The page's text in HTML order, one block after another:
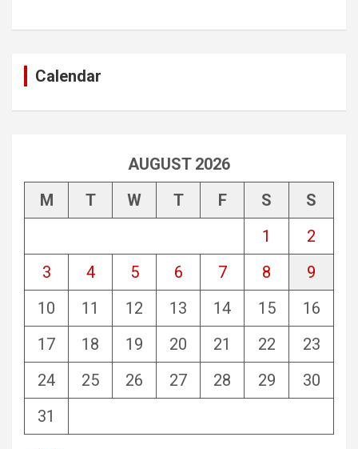
Calendar
AUGUST 2026
M
T W T F S
S
1
2
3
4 5 6 7 8
9
10
11 12 13 14 15
16
17
18 19 20 21 22
23
24
25 26 27 28 29
30
31